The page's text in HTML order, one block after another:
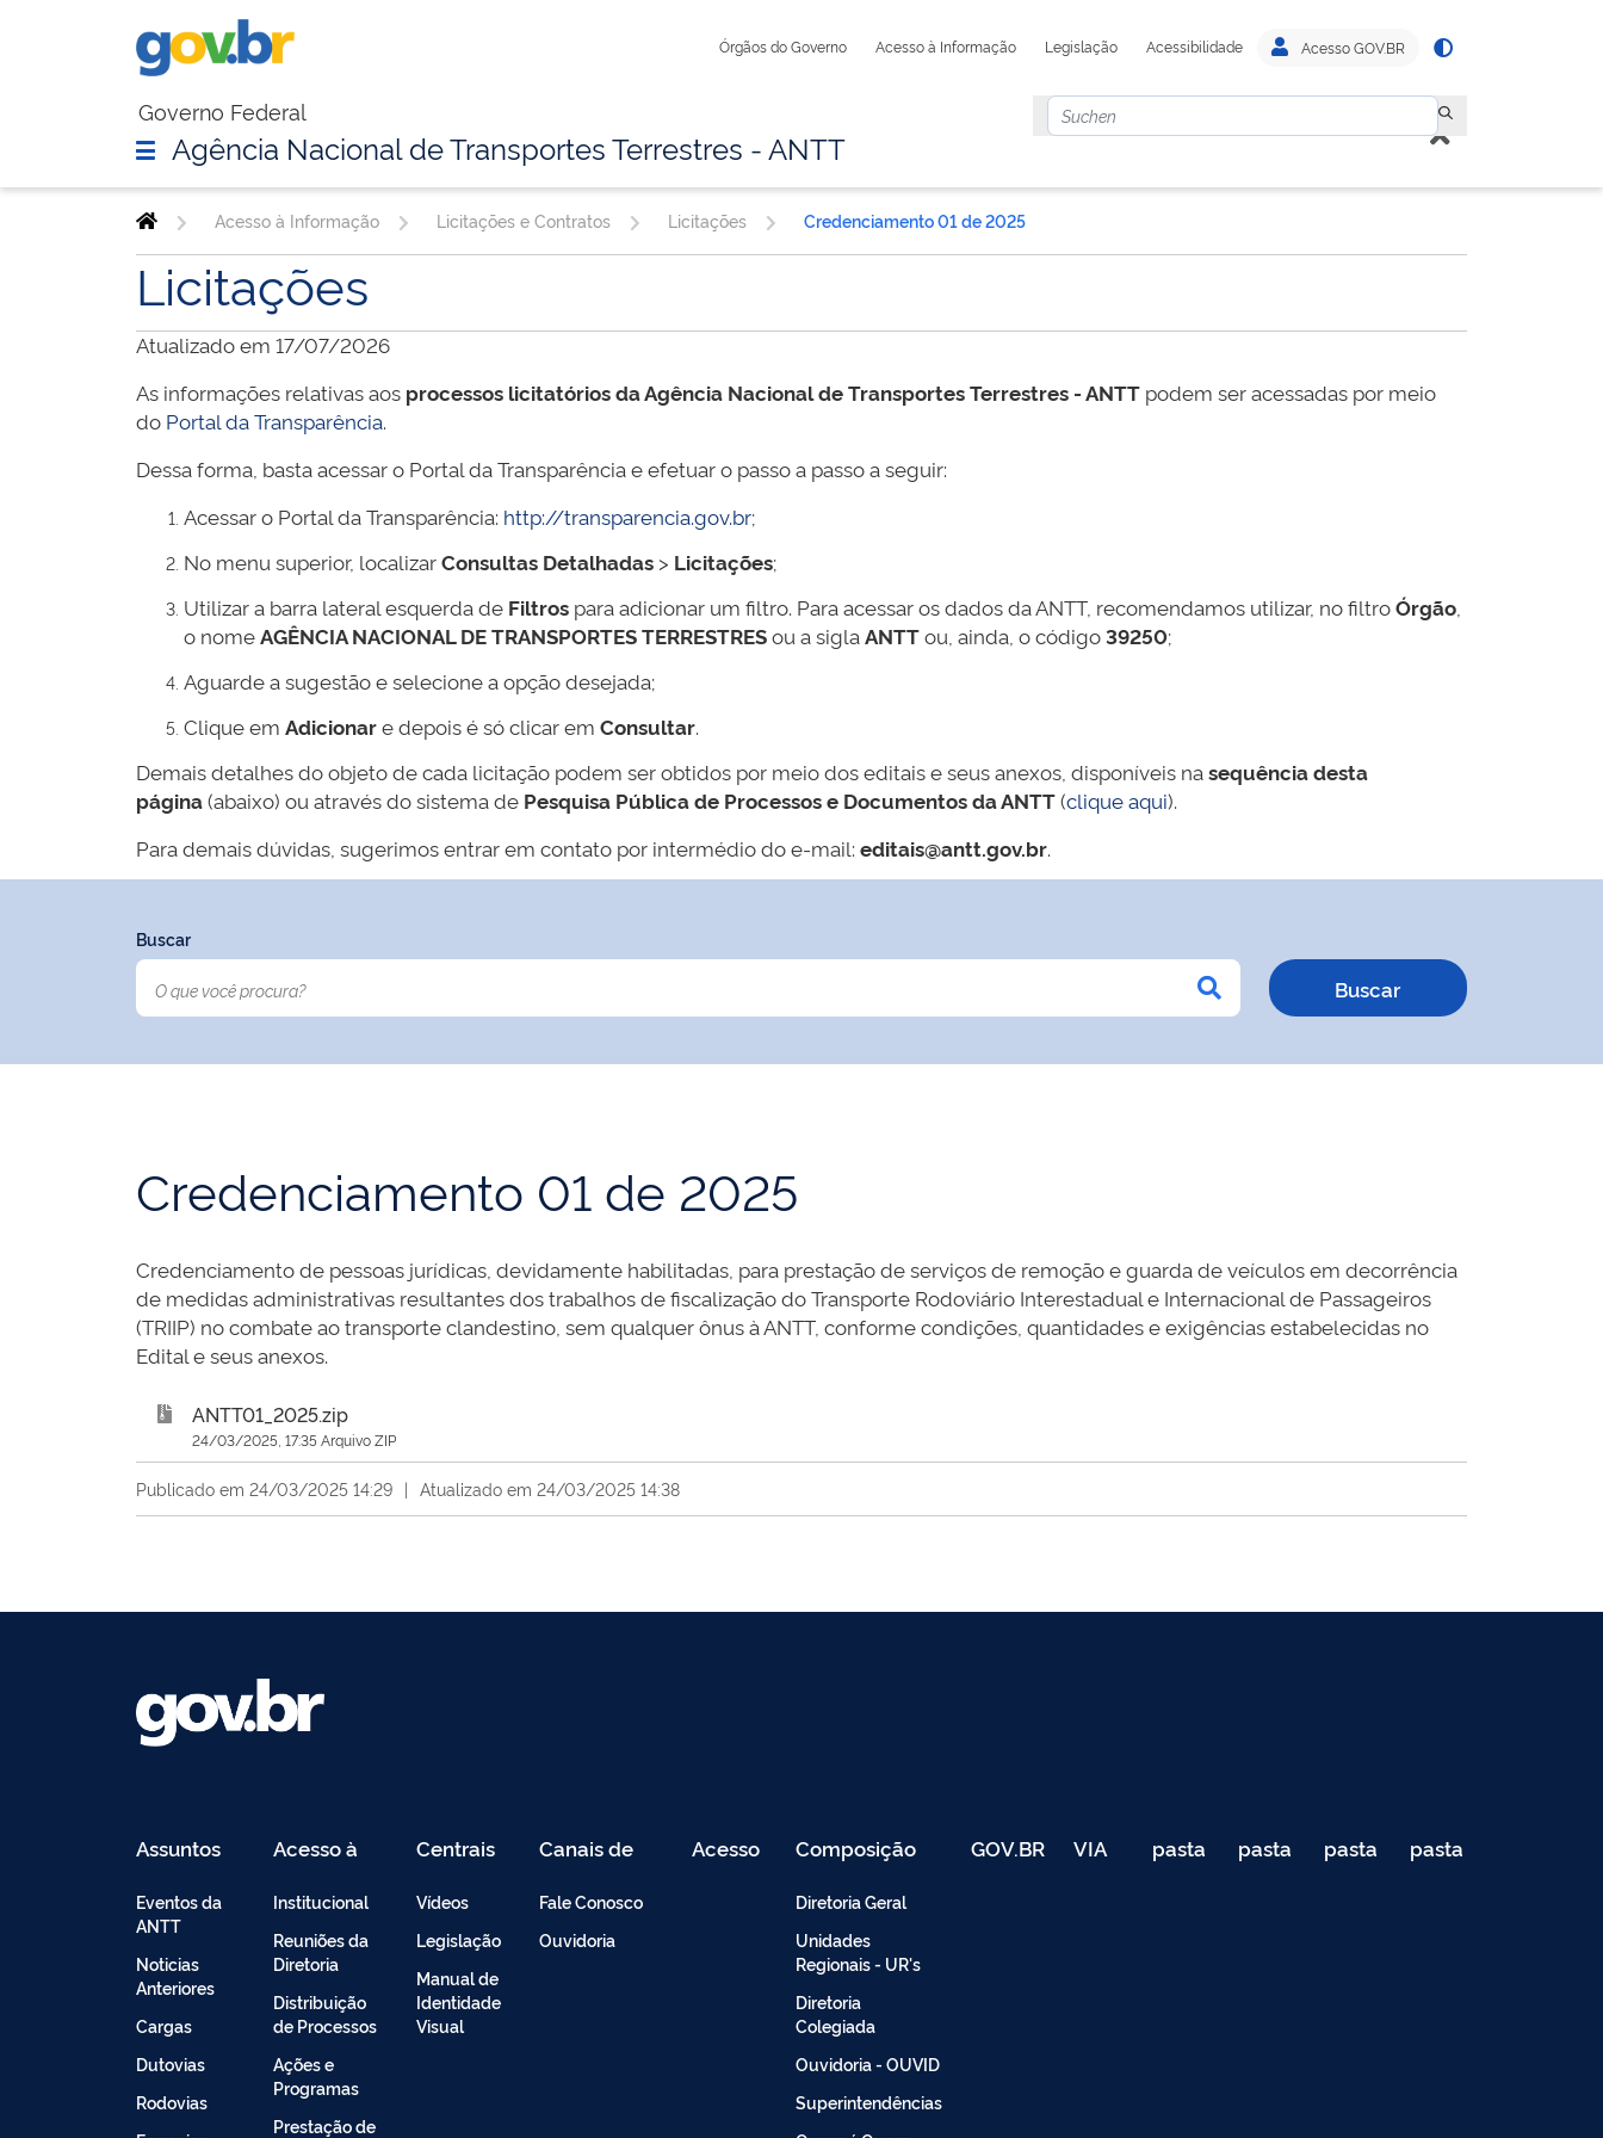
Órgãos do Governo Acesso à Informação Legislação Acessibilidade Acesso GOV.BR
Governo Federal
Agência Nacional de Transportes Terrestres - ANTT
Acesso à Informação Licitações e Contratos Licitações Credenciamento 01 de 2025
Licitações
Atualizado em 17/07/2026
As informações relativas aos processos licitatórios da Agência Nacional de Transportes Terrestres - ANTT podem ser acessadas por meio
do Portal da Transparência.
Dessa forma, basta acessar o Portal da Transparência e efetuar o passo a passo a seguir:
Acessar o Portal da Transparência: http://transparencia.gov.br;
No menu superior, localizarConsultas Detalhadas > Licitações;
Utilizar a barra lateral esquerda de Filtros para adicionar um filtro. Para acessar os dados da ANTT, recomendamos utilizar, no filtroÓrgão
o nomeAGÊNCIA NACIONAL DE TRANSPORTES TERRESTRESou a siglaANTTou, ainda, o código39250;
Aguarde a sugestão e selecione a opção desejada;
Clique em Adicionare depois é só clicar em Consultar.
Demais detalhes do objeto de cada licitação podem ser obtidos por meio dos editais e seus anexos, disponíveis nasequência desta
página(abaixo) ou através do sistema de Pesquisa Pública de Processos e Documentos da ANTT(clique aqui).
Para demais dúvidas, sugerimos entrar em contato por intermédio do e-mail: editais@antt.gov.br.
Buscar
Credenciamento 01 de 2025
Credenciamento de pessoas jurídicas, devidamente habilitadas, para prestação de serviços de remoção e guarda de veículos em decorrência
de medidas administrativas resultantes dos trabalhos de fiscalização do Transporte Rodoviário Interestadual e Internacional de Passageiros
(TRIIP) no combate ao transporte clandestino, sem qualquer ônus à ANTT, conforme condições, quantidades e exigências estabelecidas no
Edital e seus anexos.
ANTT01_2025.zip
24/03/2025, 17:35 Arquivo ZIP
Publicado em 24/03/2025 14:29 | Atualizado em 24/03/2025 14:38
Assuntos
Eventos da
ANTT
Noticias
Anteriores
Cargas
Dutovias
Rodovias
Acesso à
Institucional
Reuniões da
Diretoria
Distribuição
de Processos
Ações e
Programas
Prestação de
Centrais
Vídeos
Legislação
Manual de
Identidade
Visual
Canais de
Fale Conosco
Ouvidoria
Acesso Composição
Diretoria Geral
Unidades
Regionais - UR's
Diretoria
Colegiada
Ouvidoria - OUVID
Superintendências
GOV.BR VIA pasta
de
pasta
de
pasta
de
pasta
de